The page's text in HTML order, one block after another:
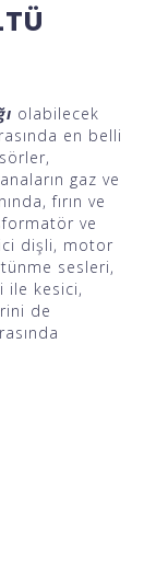
olabilecek
en belli
gaz ve
fırın ve
ve
dişli, motor
sesleri,
ile kesici,
de